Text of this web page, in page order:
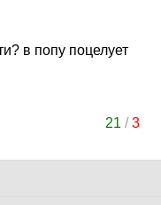
в попу поцелует
21 /3